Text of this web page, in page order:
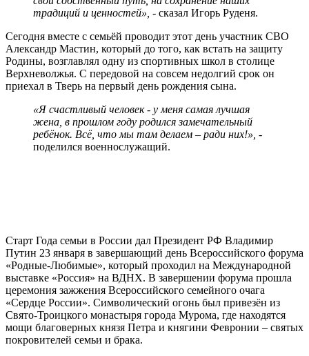
традиций и ценностей», - сказал Игорь Руденя.
Сегодня вместе с семьёй проводит этот день участник СВО
Александр Мастин, который до того, как встать на защиту
Родины, возглавлял одну из спортивных школ в столице
Верхневолжья. С передовой на совсем недолгий срок он
приехал в Тверь на первый день рождения сына.
«Я счастливый человек - у меня самая лучшая
жена, в прошлом году родился замечательный
ребёнок. Всё, что мы там делаем – ради них!», -
поделился военнослужащий.
Старт Года семьи в России дал Президент РФ Владимир
Путин 23 января в завершающий день Всероссийского форума
«Родные-Любимые», который проходил на Международной
выставке «Россия» на ВДНХ. В завершении форума прошла
церемония зажжения Всероссийского семейного очага
«Сердце России». Символический огонь был привезён из
Свято-Троицкого монастыря города Мурома, где находятся
мощи благоверных князя Петра и княгини Февронии – святых
покровителей семьи и брака.